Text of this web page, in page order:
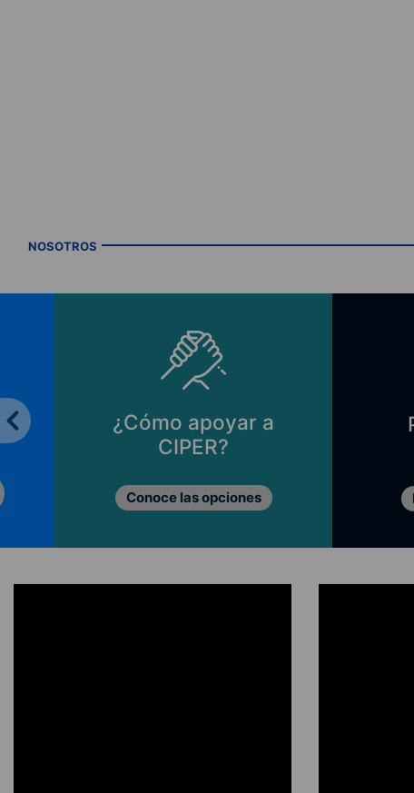
NOSOTROS
¿Cómo apoyar a
CIPER?
Conoce las opciones